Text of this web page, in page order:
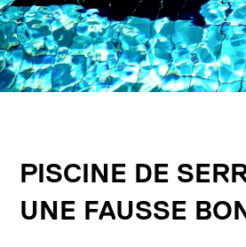
PISCINE DE
UNE FAUSSE